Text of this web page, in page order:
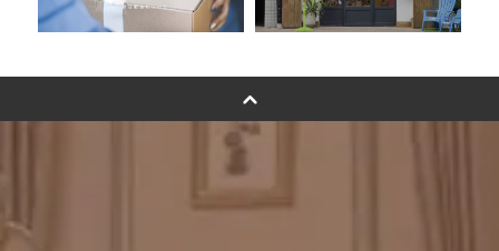
その他オーダーメイド
バルーンフラワーブーケについて
プリントフォント詳細＆使用例